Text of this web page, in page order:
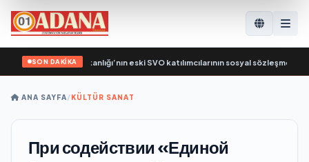
SON DAKİKA
Çalışma Bakanlığı’nın eski SVO katılımcılarının sosyal sözleşme
ANA SAYFA/KÜLTÜR SANAT
При содействии «Единой